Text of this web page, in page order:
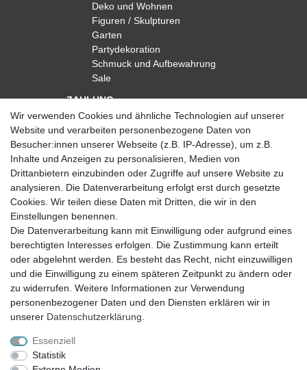
Deko und Wohnen
Figuren / Skulpturen
Garten
Partydekoration
Schmuck und Aufbewahrung
Sale
ZAHLUNG
VERSAND
SICHER EINKAUFEN
Sicher einkaufen mit
durchgehender SSL-Verschlüsselung
Wir verwenden Cookies und ähnliche Technologien auf unserer
Website und verarbeiten personenbezogene Daten von
Besucher:innen unserer Webseite (z.B. IP-Adresse), um z.B.
Inhalte und Anzeigen zu personalisieren, Medien von
Drittanbietern einzubinden oder Zugriffe auf unsere Website zu
analysieren. Die Datenverarbeitung erfolgt erst durch gesetzte
Cookies. Wir teilen diese Daten mit Dritten, die wir in den
Einstellungen benennen.
Die Datenverarbeitung kann mit Einwilligung oder aufgrund eines
berechtigten Interesses erfolgen. Die Zustimmung kann erteilt
oder abgelehnt werden. Es besteht das Recht, nicht einzuwilligen
und die Einwilligung zu einem späteren Zeitpunkt zu ändern oder
zu widerrufen. Weitere Informationen zur Verwendung
personenbezogener Daten und den Diensten erklären wir in
unserer Daten­schutz­erklärung
Essenziell
Statistik